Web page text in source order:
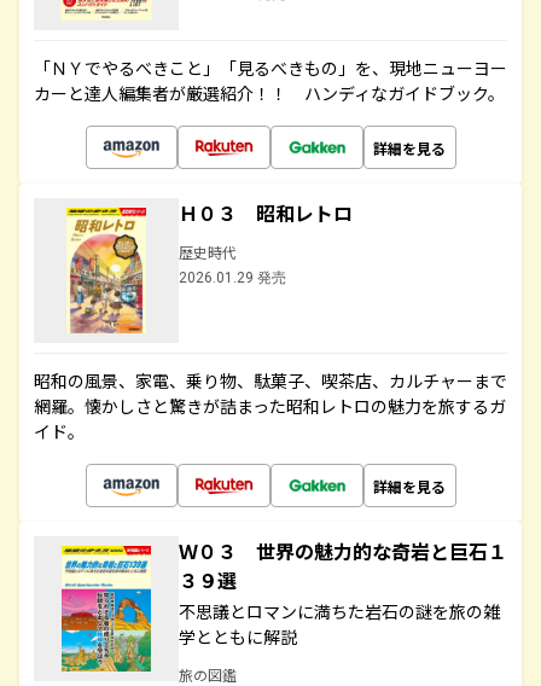
「ＮＹでやるべきこと」「見るべきもの」を、現地ニューヨー
カーと達人編集者が厳選紹介！！ ハンディなガイドブック。
詳細を見る
Ｈ０３ 昭和レトロ
歴史時代
2026.01.29 発売
昭和の風景、家電、乗り物、駄菓子、喫茶店、カルチャーまで
網羅。懐かしさと驚きが詰まった昭和レトロの魅力を旅するガ
イド。
詳細を見る
Ｗ０３ 世界の魅力的な奇岩と巨石１
３９選
不思議とロマンに満ちた岩石の謎を旅の雑
学とともに解説
旅の図鑑